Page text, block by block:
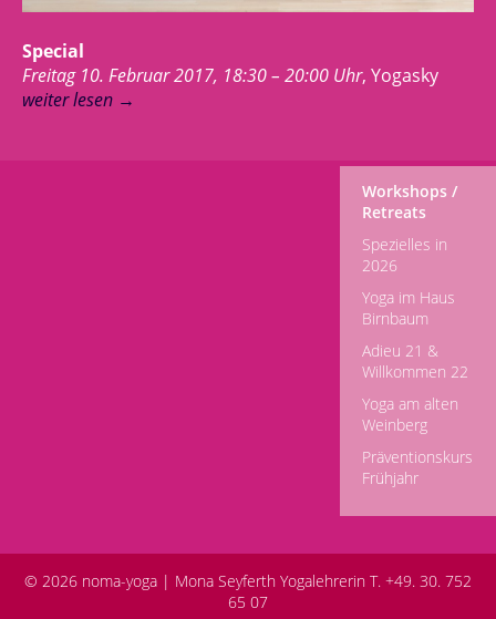
Special
Freitag 10. Februar 2017, 18:30 – 20:00 Uhr, Yogasky
weiter lesen →
Workshops /
Retreats
Spezielles in
2026
Yoga im Haus
Birnbaum
Adieu 21 &
Willkommen 22
Yoga am alten
Weinberg
Präventionskurs
Frühjahr
© 2026 noma-yoga | Mona Seyferth Yogalehrerin T. +49. 30. 752
65 07